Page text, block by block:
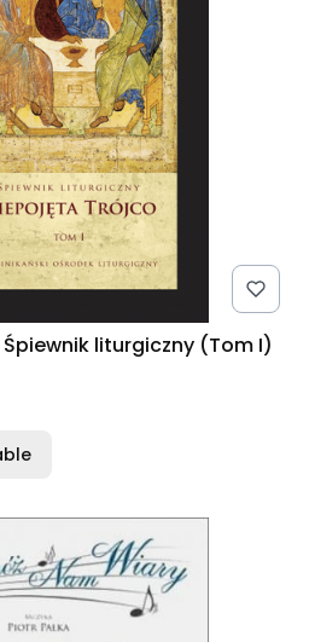
liturgiczny (Tom I)